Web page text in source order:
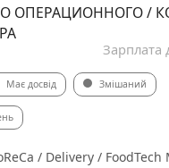
ОПЕРАЦИОННОГО /
Зарплата
Має досвід Змішаний
/ Delivery /